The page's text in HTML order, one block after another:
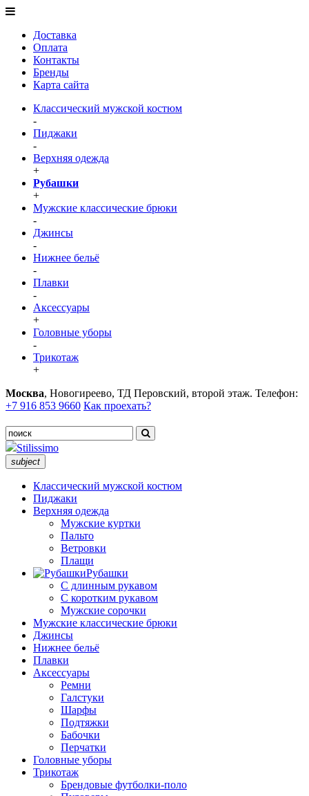
Доставка
Оплата
Контакты
Бренды
Карта сайта
Классический мужской костюм
-
Пиджаки
-
Верхняя одежда
+
Рубашки
+
Мужские классические брюки
-
Джинсы
-
Нижнее бельё
-
Плавки
-
Аксессуары
+
Головные уборы
-
Трикотаж
+
Москва, Новогиреево, ТД Перовский, второй этаж. Телефон:
+7 916 853 9660 Как проехать?
Stilissimo
subject
Классический мужской костюм
Пиджаки
Верхняя одежда
Мужские куртки
Пальто
Ветровки
Плащи
Рубашки
С длинным рукавом
С коротким рукавом
Мужские сорочки
Мужские классические брюки
Джинсы
Нижнее бельё
Плавки
Аксессуары
Ремни
Галстуки
Шарфы
Подтяжки
Бабочки
Перчатки
Головные уборы
Трикотаж
Брендовые футболки-поло